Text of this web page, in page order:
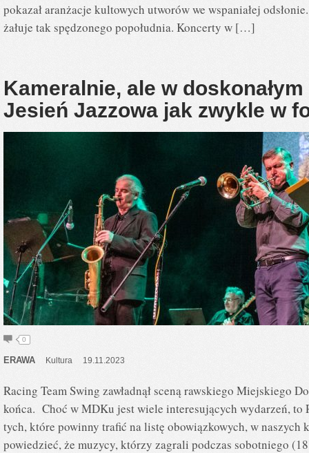
pokazał aranżacje kultowych utworów we wspaniałej
żałuje tak spędzonego popołudnia. Koncerty w […]
Kameralnie, ale w
Jesień Jazzowa jak zwykle w
0
ERAWA Kultura 19.11.2023
Racing Team Swing zawładnął sceną rawskiego Miejskiego
końca. Choć w MDKu jest wiele interesujących wydarzeń, to
tych, które powinny trafić na listę obowiązkowych, w naszych
powiedzieć, że muzycy, którzy zagrali podczas sobotniego